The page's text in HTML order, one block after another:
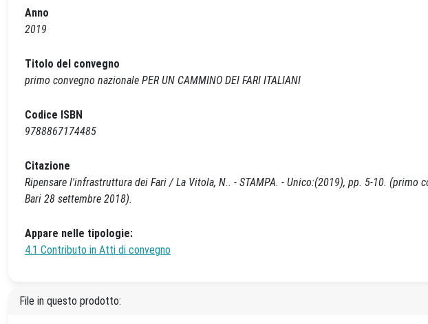
Anno
2019
Titolo del convegno
primo convegno nazionale PER UN CAMMINO DEI FARI ITALIANI
Codice ISBN
9788867174485
Citazione
Ripensare l'infrastruttura dei Fari / La Vitola, N.. - STAMPA. - Unico:(2019), pp. 5-10. (primo
Bari 28 settembre 2018).
Appare nelle tipologie:
4.1 Contributo in Atti di convegno
File in questo prodotto: